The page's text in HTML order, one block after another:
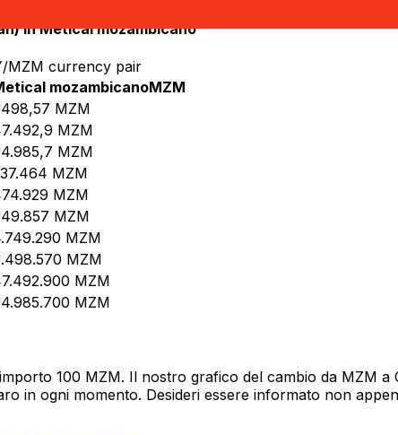
in Metical mozambicano
MZM currency pair
mozambicanoMZM
MZM
MZM
MZM
MZM
MZM
MZM
MZM
MZM
MZM
MZM
100 MZM. Il nostro grafico del cambio da MZM
in ogni momento. Desideri essere informato non